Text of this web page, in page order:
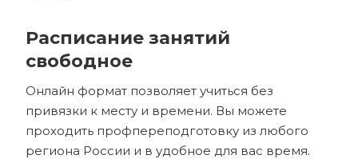
Расписание занятий
свободное
Онлайн формат позволяет учиться без
привязки к месту и времени. Вы можете
проходить профпереподготовку из любого
региона России и в удобное для вас время.